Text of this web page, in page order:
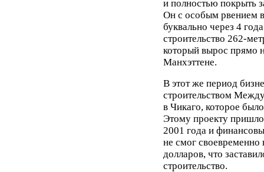
и полностью покрыть
Он с особым рвением
буквально через 4
строительство 262-
который вырос прямо
Манхэттене.
В этот же период
строительством
в Чикаго, которое
Этому проекту
2001 года и
не смог своевременно
долларов, что
строительство.